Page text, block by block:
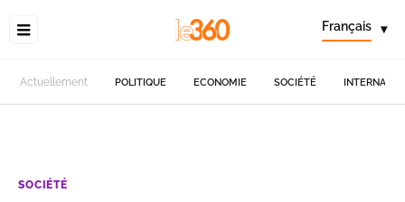
Français ▾
Actuellement POLITIQUE ECONOMIE SOCIÉTÉ
SOCIÉTÉ